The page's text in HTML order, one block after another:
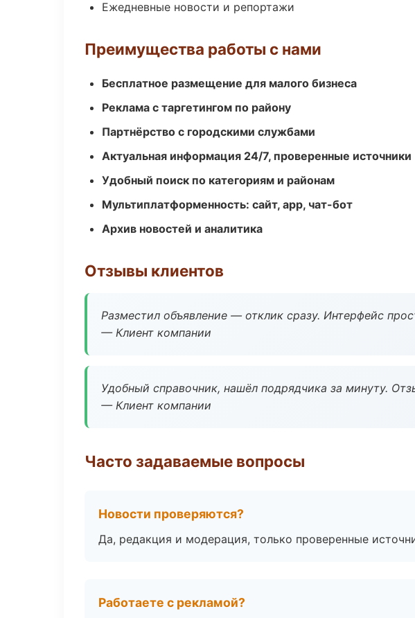
Ежедневные новости и репортажи
Преимущества работы с нами
Бесплатное размещение для малого бизнеса
Реклама с таргетингом по району
Партнёрство с городскими службами
Актуальная информация 24/7, проверенные источники
Удобный поиск по категориям и районам
Мультиплатформенность: сайт, app, чат-бот
Архив новостей и аналитика
Отзывы клиентов
Разместил объявление — отклик сразу. Интерфейс
— Клиент компании
Удобный справочник, нашёл подрядчика за минуту.
— Клиент компании
Часто задаваемые вопросы
Новости проверяются?
Да, редакция и модерация, только проверенные
Работаете с рекламой?